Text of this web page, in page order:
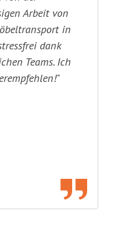
Arbeit von
in
dank
Teams. Ich